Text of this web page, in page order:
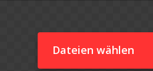
Dateien wählen